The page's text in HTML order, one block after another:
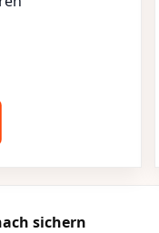
sichern